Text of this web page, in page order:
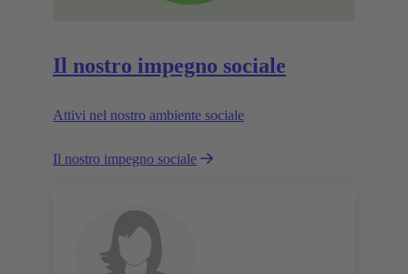
Il nostro impegno sociale
Attivi nel nostro ambiente sociale
Il nostro impegno sociale